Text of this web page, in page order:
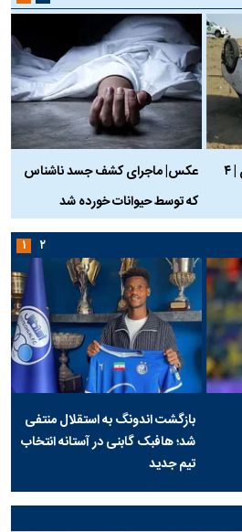
واژگونی مرگبار سمند در اصفهان | ۴
عکس| ماجرای کشف جسد ناشناس
که توسط حیوانات خورده شد
بازگشت اندونگ به استقلال منتفی
شد؛ هافبک گابنی در آستانه انتخاب
تیم جدید
۱ ۲